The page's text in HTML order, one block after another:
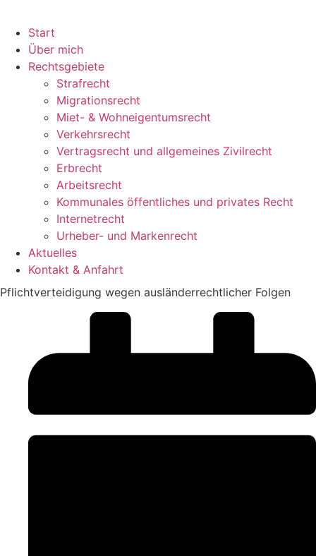
Start
Über mich
Rechtsgebiete
Strafrecht
Migrationsrecht
Miet- & Wohneigentumsrecht
Verkehrsrecht
Vertragsrecht und allgemeines Zivilrecht
Erbrecht
Arbeitsrecht
Kommunales öffentliches und privates Recht
Internetrecht
Urheber- und Markenrecht
Aktuelles
Kontakt & Anfahrt
Pflichtverteidigung wegen ausländerrechtlicher Folgen